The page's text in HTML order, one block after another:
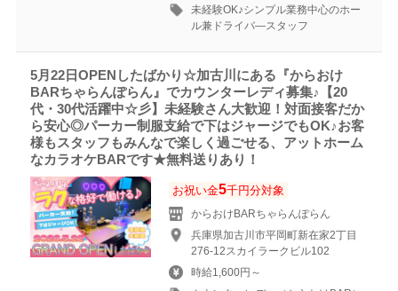
未経験OK♪シンプル業務中心のホー
ル兼ドライバ―スタッフ
5月22日OPENしたばかり☆加古川にある『からおけ
BARちゃらんぽらん』でカウンターレディ募集♪【20
代・30代活躍中☆彡】未経験さん大歓迎！対面接客だか
ら安心◎パーカー制服支給で下はジャージでもOK♪お客
様もスタッフもみんなで楽しく過ごせる、アットホーム
なカラオケBARです★無料送りあり！
お祝い金5千円分対象
からおけBARちゃらんぽらん
兵庫県加古川市平岡町新在家2丁目
276-12スカイラークビル102
時給1,600円～